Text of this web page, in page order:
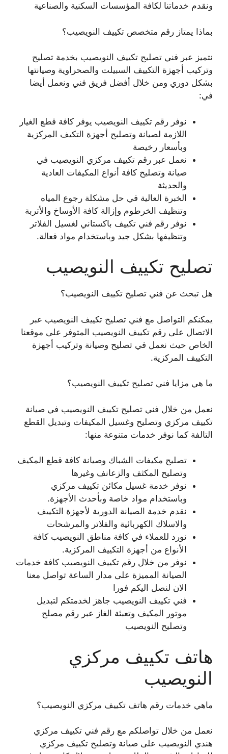
ونقدم خدماتنا لكافة المؤسسات السكنية والصناعية
بماذا يمتاز رقم متخصص تكييف النويصيب؟
نتميز عبر فني تصليح تكييف النويصيب بخدمة تصليح
وتركيب أجهزة التكييف السبيلت والصحراوية وصيانتها
بشكل دوري ومن خلال أفضل فريق فني ونعمل أيضا
في:
نوفر رقم تكييف النويصيب يوفر كافة قطع الغيار
اللازمة لصيانة وتصليح أجهزة التكيف المركزية
وبأسعار رخيصة
نعمل عبر رقم تكييف مركزي النويصيب في
صيانة وتصليح كافة أنواع المكيفات العادية
والحديثة
الخبرة العالية في حل مشكلة رجوع المياه
وتنظيف الخرطوم وإزالة كافة الأوساخ والأتربة
نوفر رقم فني تكييف باكستاني لغسيل الفلاتر
وتنظيفها بشكل جيد وباستخدام مواد فعالة.
تصليح تكييف النويصيب
هل تبحث عن فني تصليح تكييف النويصيب؟
يمكنكم التواصل مع فني تصليح تكييف النويصيب عبر
الاتصال على رقم تكييف النويصيب المتوفر على موقعنا
الخاص حيث نعمل في تصليح وصيانة وتركيب أجهزة
التكييف المركزية.
ما هي مزايا فني تصليح تكييف النويصيب؟
نعمل من خلال فني تصليح تكييف النويصيب في صيانة
تكييف مركزي وتصليح وغسيل المكيفات وتبديل القطع
التالفة كما نوفر خدمات متنوعة منها:
تصليح مكيفات الشباك وصيانة كافة قطع المكيف
وتصليح المكثف والزعانف وغيرها
نوفر خدمة غسيل مكائن تكييف مركزي
وباستخدام مواد خاصة وبأحدث الأجهزة.
نقدم خدمة الصيانة الدورية لأجهزة التكييف
والاسلاك الكهربائية والفلاتر والمرشحات
نورد للعملاء في كافة مناطق النويصيب كافة
الأنواع من أجهزة التكييف المركزية.
نوفر من خلال رقم تكييف النويصيب كافة خدمات
الصيانة المميزة على مدار الساعة تواصل معنا
الان لنصل اليكم فورا
فني تكييف النويصيب جاهز لخدمتكم لتبديل
موتور المكيف وتعبئة الغاز عبر رقم مصلح
وتصليح النويصيب
هاتف تكييف مركزي
النويصيب
ماهي خدمات رقم هاتف تكييف مركزي النويصيب؟
نعمل من خلال تواصلكم مع رقم فني تكييف مركزي
هندي النويصيب على صيانة وتصليح تكييف مركزي